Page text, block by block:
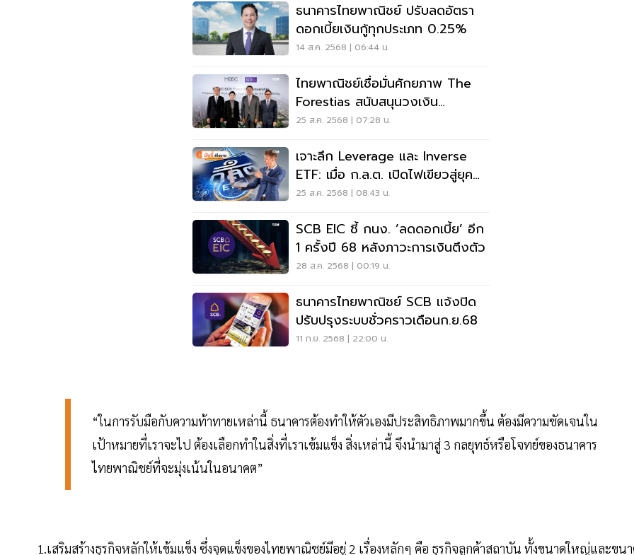
ธนาคารไทยพาณิชย์ ปรับลดอัตรา
ดอกเบี้ยเงินกู้ทุกประเภท 0.25%
14 ส.ค. 2568 | 06:44 น.
ไทยพาณิชย์เชื่อมั่นศักยภาพ The
Forestias สนับสนุนวงเงิน
22,000 ล้านบาท
25 ส.ค. 2568 | 07:28 น.
เจาะลึก Leverage และ Inverse
ETF: เมื่อ ก.ล.ต. เปิดไฟเขียวสู่ยุค
ใหม่ของเครื่องมือการลงทุน
25 ส.ค. 2568 | 08:43 น.
SCB EIC ชี้ กนง. ’ลดดอกเบี้ย’ อีก
1 ครั้งปี 68 หลังภาวะการเงินตึงตัว
28 ส.ค. 2568 | 00:19 น.
ธนาคารไทยพาณิชย์ SCB แจ้งปิด
ปรับปรุงระบบชั่วคราวเดือนก.ย.68
11 ก.ย. 2568 | 22:00 น.
“ในการรับมือกับความท้าทายเหล่านี้ ธนาคารต้องทำให้ตัวเองมีประสิทธิภาพมากขึ้น ต้องมีความชัดเจนใน
เป้าหมายที่เราจะไป ต้องเลือกทำในสิ่งที่เราเข้มแข็ง สิ่งเหล่านี้ จึงนำมาสู่ 3 กลยุทธ์หรือโจทย์ของธนาคาร
ไทยพาณิชย์ที่จะมุ่งเน้นในอนาคต”
1.เสริมสร้างธุรกิจหลักให้เข้มแข็ง ซึ่งจุดแข็งของไทยพาณิชย์มีอยู่ 2 เรื่องหลักๆ คือ ธุรกิจลูกค้าสถาบัน ทั้งขนาดใหญ่และขน